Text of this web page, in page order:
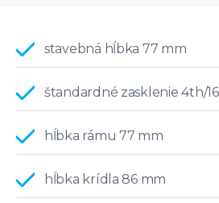
stavebná hĺbka 77 mm
štandardné zasklenie 4th/
hĺbka rámu 77 mm
hĺbka krídla 86 mm